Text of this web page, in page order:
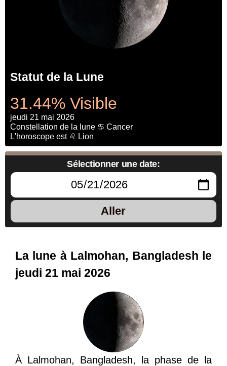
Statut de la Lune
31.44% Visible
jeudi 21 mai 2026
Constellation de la lune ♋ Cancer
L'horoscope est ♌ Lion
Sélectionner une date:
Aller
La lune à Lalmohan, Bangladesh le
jeudi 21 mai 2026
À Lalmohan, Bangladesh, la phase de la